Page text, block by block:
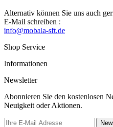
Alternativ können Sie uns auch
E-Mail schreiben :
info@mobala-sft.de
Shop Service
Informationen
Newsletter
Abonnieren Sie den kostenlosen
Neuigkeit oder Aktionen.